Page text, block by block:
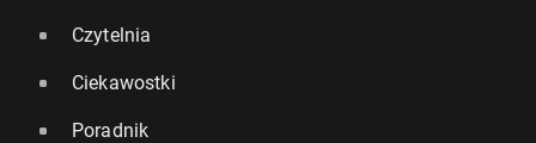
Czytelnia
Ciekawostki
Poradnik